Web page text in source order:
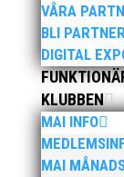
VÅRA
BLI
DIGITAL
KLUBBEN
MAI INFO
MAI
Klubbchef –
Vill du vara
utveckling i
– MAI –